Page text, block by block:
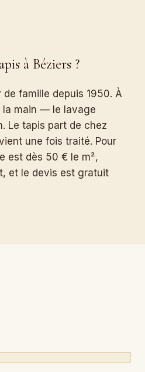
à Béziers ?
de famille depuis 1950. À
la main — le lavage
Le tapis part de chez
une fois traité. Pour
est dès 50 € le m²,
et le devis est gratuit